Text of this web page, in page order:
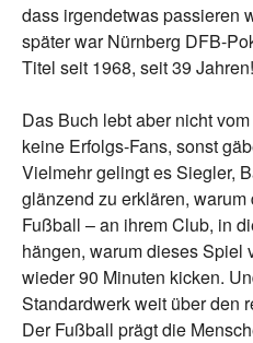
dass irgendetwas passieren
später war Nürnberg DFB-
Titel seit 1968, seit 39
Das Buch lebt aber nicht
keine Erfolgs-Fans, sonst
Vielmehr gelingt es Siegler,
glänzend zu erklären,
Fußball – an ihrem Club, in
hängen, warum dieses Spiel
wieder 90 Minuten kicken.
Standardwerk weit über den
Der Fußball prägt die